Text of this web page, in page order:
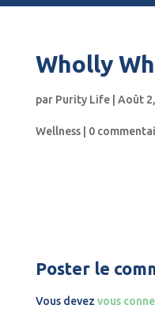
Wholly
par Purity Life| Août
Wellness| 0
Poster le
Vous devez vous